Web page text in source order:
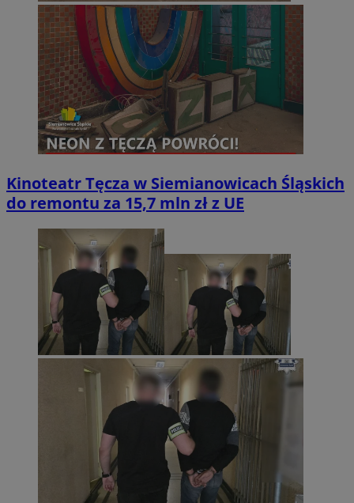
Kinoteatr Tęcza w Siemianowicach Śląskich
do remontu za 15,7 mln zł z UE